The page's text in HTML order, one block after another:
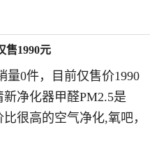
售1990元
0件，目前仅售价1990
净化器甲醛PM2.5是
很高的空气净化,氧吧，